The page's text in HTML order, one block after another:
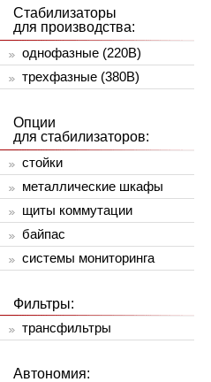
Стабилизаторы
для производства:
однофазные (220В)
трехфазные (380В)
Опции
для стабилизаторов:
стойки
металлические шкафы
щиты коммутации
байпас
системы мониторинга
Фильтры:
трансфильтры
Автономия: